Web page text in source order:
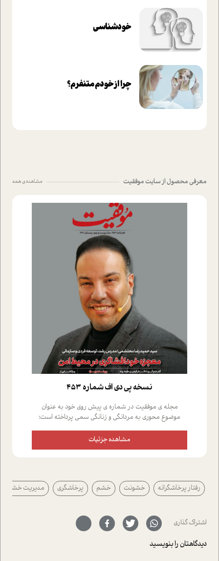
خودشناسی
چرا از خودم متنفرم؟
معرفی محصول از سایت موفقیت مشاهده ی همه
نسخه پي دي اف شماره 453
مجله ی موفقیت در شماره ی پیش روی خود به عنوان
موضوع محوری به مردانگی و زنانگی سمی پرداخته است؛
علیخواه، جامعه شناس در بخش های مختلف تلاش کرده ایم
از دریچه های گوناگون به این موضوع مهم بپردازیم.فصل
پیرامون آن آشنا می کند.در بخش دو فنجان داغ به سراغ افرادی
رفته ایم که موفقیت را در عمل به اثبات رسانده اند؛ سید
حمیدرضا محتشمی که بیست و پنجمین سال فعالیت حرفه
سر نهاده است و نیز کرامت عزیز زاده؛ سفیر صلح و دوستی که
با رکاب زدن در بیش از هفتاد کشور و کاشتن درخت، به نماد
حمایت از محیط زیست و منابع طبیعی تبدیل گشته
است.فصل روایت اجنبی ها در این شماره به دو موضوع
مشاهده جزئیات
رفتار پرخاشگرانه خشونت خشم پرخاشگری مدیریت خشم
اشتراک گذاری
دیدگاهتان را بنویسید